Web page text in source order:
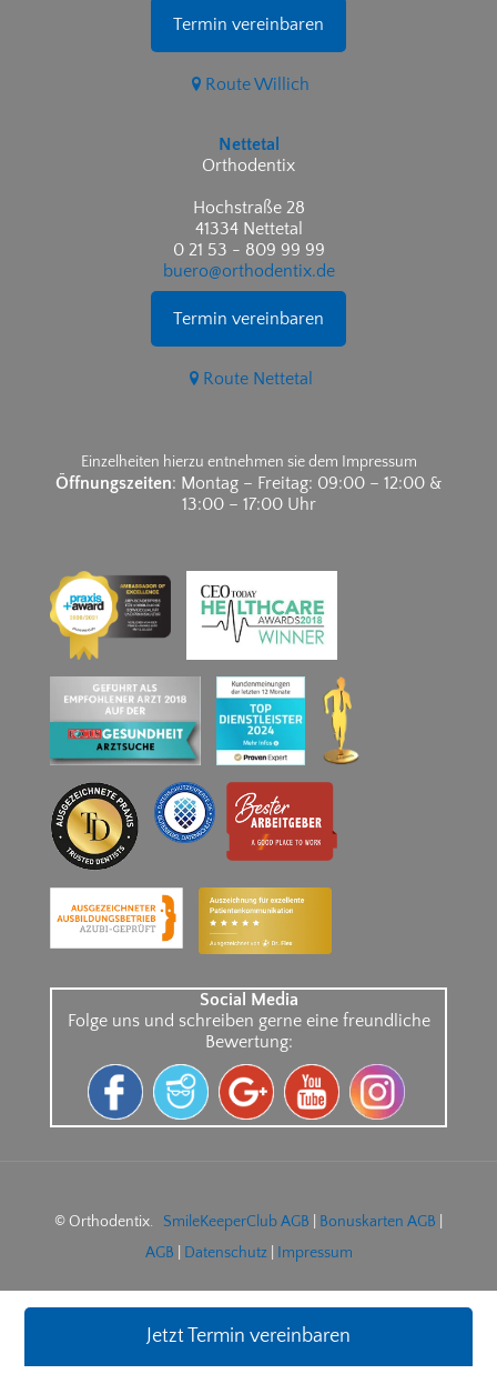
Termin vereinbaren
Route Willich
Nettetal
Orthodentix
Hochstraße 28
41334 Nettetal
0 21 53 - 809 99 99
buero@orthodentix.de
Termin vereinbaren
Route Nettetal
Einzelheiten hierzu entnehmen sie dem Impressum
Öffnungszeiten: Montag – Freitag: 09:00 – 12:00 &
13:00 – 17:00 Uhr
Social Media
Folge uns und schreiben gerne eine freundliche
Bewertung:
© Orthodentix. SmileKeeperClub AGB Bonuskarten AGB
AGB
Datenschutz| Impressum
Jetzt Termin vereinbaren